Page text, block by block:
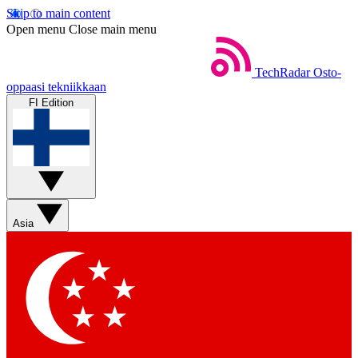
Skip to main content
Open menu Close main menu
TechRadar Osto-
oppaasi tekniikkaan
FI Edition
Asia